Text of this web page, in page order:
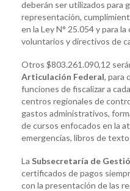
deberán ser utilizados para
representación,
en la Ley N° 25.054 y para
voluntarios y directivos de
Otros $803.261.090,12
Articulación Federal, para
funciones de fiscalizar a
centros regionales de
gastos administrativos,
de cursos enfocados en la
emergencias, libros de
La Subsecretaría de
certificados de pagos
con la presentación de las